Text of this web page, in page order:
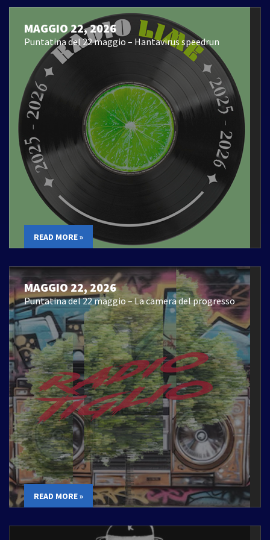
MAGGIO 22, 2026
Puntatina del 22 maggio – Hantavirus speedrun
READ MORE »
MAGGIO 22, 2026
Puntatina del 22 maggio – La camera del progresso
READ MORE »